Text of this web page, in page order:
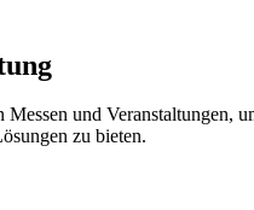
und Veranstaltungen,
zu bieten.